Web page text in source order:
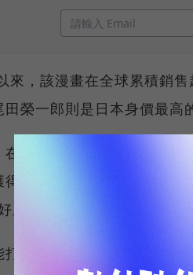
來，該漫畫在全球累積銷
榮一郎則是日本身價最高
該劇公佈選角名單時，不
得廣泛的好評，爛番茄新
成績。
破漫畫改編真人版的收視